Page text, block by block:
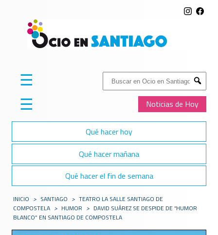
Buscar:
Submit
Noticias de Hoy
☰
☰
Qué hacer hoy
Qué hacer mañana
Qué hacer el fin de semana
INICIO > SANTIAGO > ​TEATRO LA SALLE SANTIAGO DE
COMPOSTELA > HUMOR > DAVID SUÁREZ SE DESPIDE DE “HUMOR
BLANCO” EN SANTIAGO DE COMPOSTELA